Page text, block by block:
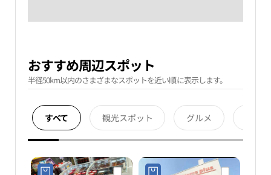
おすすめ周辺スポット
半径50km以内のさまざまなスポットを近い順に表示します。
すべて 観光スポット グルメ